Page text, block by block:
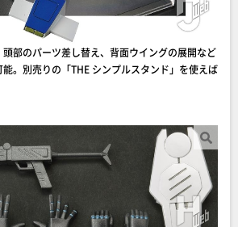
部のパーツ差し替え、背面ウイングの展開など
。別売りの「THE シンプルスタンド」を使えば